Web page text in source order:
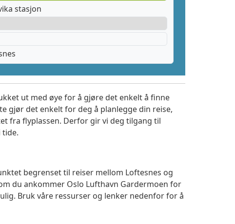
stasjon
ut med øye for å gjøre det enkelt å finne
gjør det enkelt for deg å planlegge din reise,
fra flyplassen. Derfor gir vi deg tilgang til
begrenset til reiser mellom Loftesnes og
du ankommer Oslo Lufthavn Gardermoen for
Bruk våre ressurser og lenker nedenfor for å